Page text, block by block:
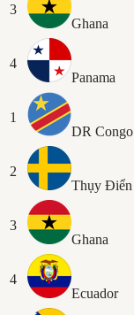
3
Ghana
4
Panama
1
DR Congo
2
Thụy Điển
3
Ghana
4
Ecuador